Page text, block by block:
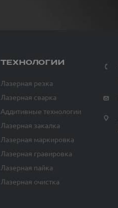
ТЕХНОЛОГИИ
Лазерная резка
Лазерная сварка
Аддитивные технологии
Лазерная закалка
Лазерная маркировка
Лазерная гравировка
Лазерная пайка
Лазерная очистка